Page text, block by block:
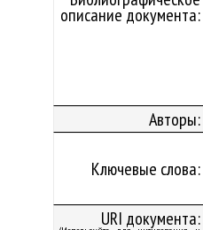
описание документа:
Авторы:
Ключевые слова:
URI документа: